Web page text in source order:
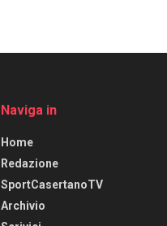
Naviga in
Home
Redazione
SportCasertanoTV
Archivio